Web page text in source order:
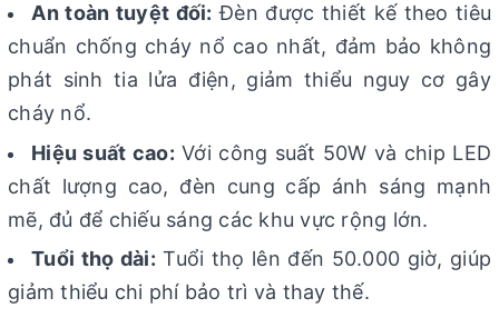
An toàn tuyệt đối: Đèn được thiết kế theo tiêu
chuẩn chống cháy nổ cao nhất, đảm bảo không
phát sinh tia lửa điện, giảm thiểu nguy cơ gây
cháy nổ.
Hiệu suất cao: Với công suất 50W và chip LED
chất lượng cao, đèn cung cấp ánh sáng mạnh
mẽ, đủ để chiếu sáng các khu vực rộng lớn.
Tuổi thọ dài: Tuổi thọ lên đến 50.000 giờ, giúp
giảm thiểu chi phí bảo trì và thay thế.